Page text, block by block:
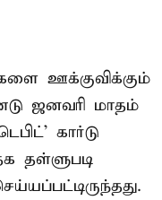
ஊக்குவிக்கும்
ஜனவரி மாதம்
கார்டு
தள்ளுபடி